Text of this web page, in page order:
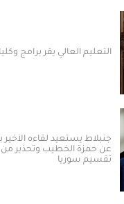
يقر برامج وكليات جديدة
لقاءه الأخير بالأسد: حديث
وتحذير من مشاريع